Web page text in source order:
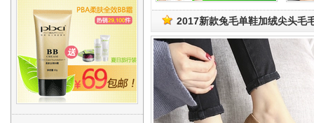
2017新款兔毛单鞋加绒尖头毛